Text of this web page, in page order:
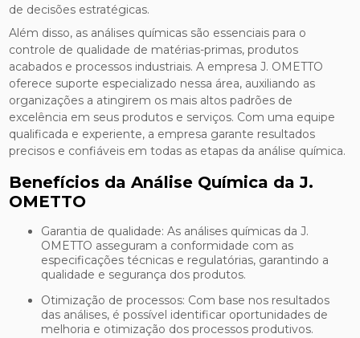
de decisões estratégicas.
Além disso, as análises químicas são essenciais para o
controle de qualidade de matérias-primas, produtos
acabados e processos industriais. A empresa J. OMETTO
oferece suporte especializado nessa área, auxiliando as
organizações a atingirem os mais altos padrões de
excelência em seus produtos e serviços. Com uma equipe
qualificada e experiente, a empresa garante resultados
precisos e confiáveis em todas as etapas da análise química.
Benefícios da Análise Química da J.
OMETTO
Garantia de qualidade: As análises químicas da J.
OMETTO asseguram a conformidade com as
especificações técnicas e regulatórias, garantindo a
qualidade e segurança dos produtos.
Otimização de processos: Com base nos resultados
das análises, é possível identificar oportunidades de
melhoria e otimização dos processos produtivos.